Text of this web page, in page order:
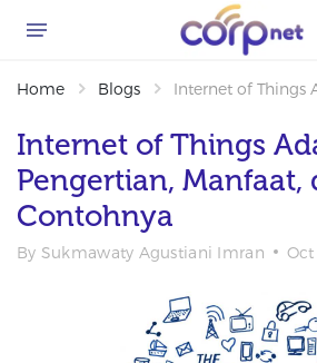
Home Blogs Internet of Things
Internet of Things
Pengertian, Manfaat,
Contohnya
By Sukmawaty Agustiani Imran